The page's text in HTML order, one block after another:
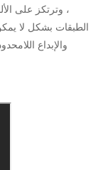
، وترتكز على
الطبقات بشكل لا
والإبداع